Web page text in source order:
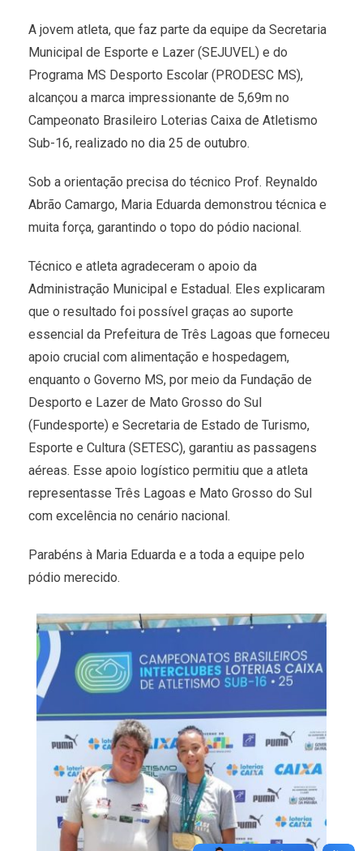
A jovem atleta, que faz parte da equipe da Secretaria
Municipal de Esporte e Lazer (SEJUVEL) e do
Programa MS Desporto Escolar (PRODESC MS),
alcançou a marca impressionante de 5,69m no
Campeonato Brasileiro Loterias Caixa de Atletismo
Sub-16, realizado no dia 25 de outubro.
Sob a orientação precisa do técnico Prof. Reynaldo
Abrão Camargo, Maria Eduarda demonstrou técnica e
muita força, garantindo o topo do pódio nacional.
Técnico e atleta agradeceram o apoio da
Administração Municipal e Estadual. Eles explicaram
que o resultado foi possível graças ao suporte
essencial da Prefeitura de Três Lagoas que forneceu
apoio crucial com alimentação e hospedagem,
enquanto o Governo MS, por meio da Fundação de
Desporto e Lazer de Mato Grosso do Sul
(Fundesporte) e Secretaria de Estado de Turismo,
Esporte e Cultura (SETESC), garantiu as passagens
aéreas. Esse apoio logístico permitiu que a atleta
representasse Três Lagoas e Mato Grosso do Sul
com excelência no cenário nacional.
Parabéns à Maria Eduarda e a toda a equipe pelo
pódio merecido.